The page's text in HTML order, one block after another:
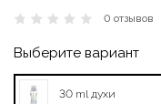
0 отзывов
Выберите вариант
30 ml духи